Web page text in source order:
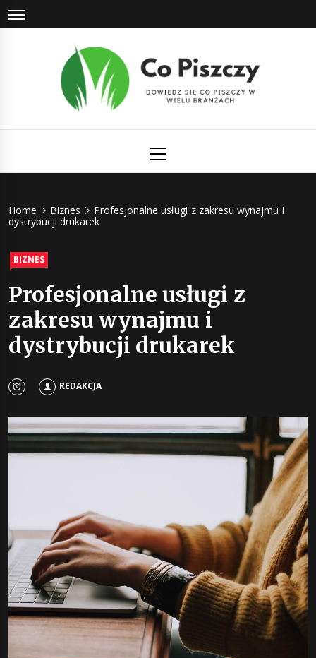
Skip
to
Menu
Home Biznes
Profesjonalne usługi z zakresu wynajmu i
dystrybucji drukarek
BIZNES
Profesjonalne usługi z
zakresu wynajmu i
dystrybucji drukarek
REDAKCJA